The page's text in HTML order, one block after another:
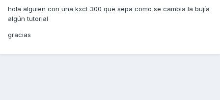
hola alguien con una kxct 300 que sepa como se cambia la bujía
algún tutorial
gracias